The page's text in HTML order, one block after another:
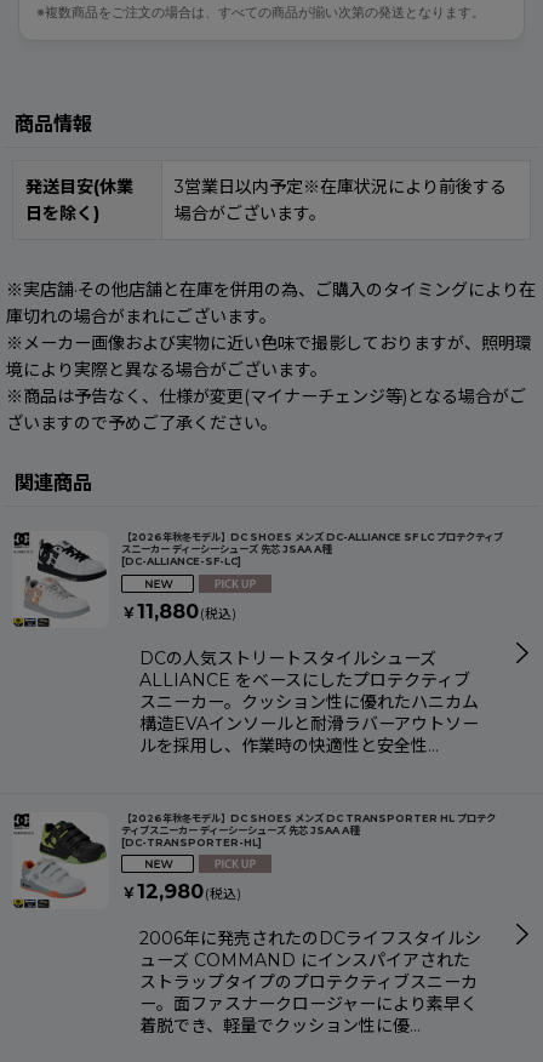
※複数商品をご注文の場合は、すべての商品が揃い次第の発送となります。
商品情報
発送目安(休業
日を除く)
3営業日以内予定※在庫状況により前後する
場合がございます。
※実店舗·その他店舗と在庫を併用の為、ご購入のタイミングにより在
庫切れの場合がまれにございます。
※メーカー画像および実物に近い色味で撮影しておりますが、照明環
境により実際と異なる場合がございます。
※商品は予告なく、仕様が変更(マイナーチェンジ等)となる場合がご
ざいますので予めご了承ください。
関連商品
【2026年秋冬モデル】DC SHOES メンズ DC-ALLIANCE SF LC プロテクティブ
スニーカー ディーシーシューズ 先芯 JSAA A種
[DC-ALLIANCE-SF-LC]
￥ 11,880(税込)
DCの人気ストリートスタイルシューズ
ALLIANCE をベースにしたプロテクティブ
スニーカー。クッション性に優れたハニカム
構造EVAインソールと耐滑ラバーアウトソー
ルを採用し、作業時の快適性と安全性…
【2026年秋冬モデル】DC SHOES メンズ DC TRANSPORTER HL プロテク
ティブスニーカー ディーシーシューズ 先芯 JSAA A種
[DC-TRANSPORTER-HL ]
￥ 12,980(税込)
2006年に発売されたのDCライフスタイルシ
ューズ COMMAND にインスパイアされた
ストラップタイプのプロテクティブスニーカ
ー。面ファスナークロージャーにより素早く
着脱でき、軽量でクッション性に優…